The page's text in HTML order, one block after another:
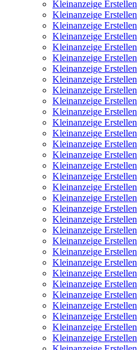
Kleinanzeige Erstellen
Kleinanzeige Erstellen
Kleinanzeige Erstellen
Kleinanzeige Erstellen
Kleinanzeige Erstellen
Kleinanzeige Erstellen
Kleinanzeige Erstellen
Kleinanzeige Erstellen
Kleinanzeige Erstellen
Kleinanzeige Erstellen
Kleinanzeige Erstellen
Kleinanzeige Erstellen
Kleinanzeige Erstellen
Kleinanzeige Erstellen
Kleinanzeige Erstellen
Kleinanzeige Erstellen
Kleinanzeige Erstellen
Kleinanzeige Erstellen
Kleinanzeige Erstellen
Kleinanzeige Erstellen
Kleinanzeige Erstellen
Kleinanzeige Erstellen
Kleinanzeige Erstellen
Kleinanzeige Erstellen
Kleinanzeige Erstellen
Kleinanzeige Erstellen
Kleinanzeige Erstellen
Kleinanzeige Erstellen
Kleinanzeige Erstellen
Kleinanzeige Erstellen
Kleinanzeige Erstellen
Kleinanzeige Erstellen